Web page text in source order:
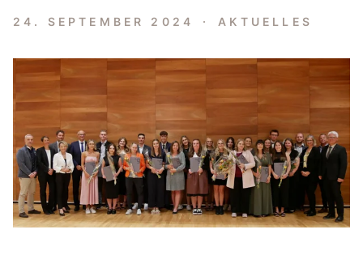
24. SEPTEMBER 2024 AKTUELLES